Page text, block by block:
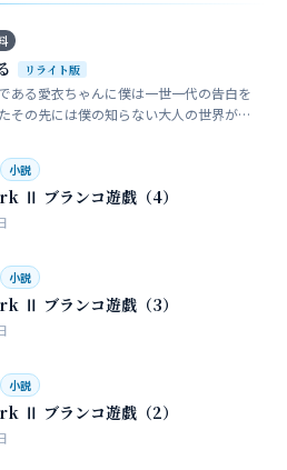
リライト版
ある愛衣ちゃんに僕は一世一代の告白を
その先には僕の知らない大人の世界が待
小説
Ⅱ ブランコ遊戯（4）
小説
Ⅱ ブランコ遊戯（3）
小説
Ⅱ ブランコ遊戯（2）